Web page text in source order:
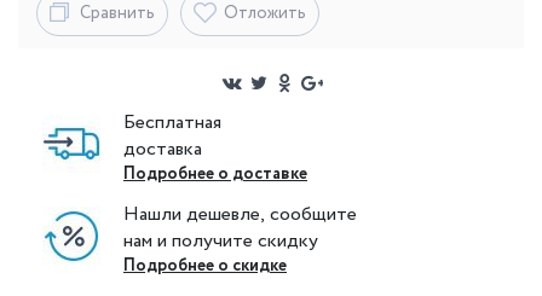
Сравнить Отложить
Бесплатная
доставка
Подробнее о доставке
Нашли дешевле, сообщите
нам и получите скидку
Подробнее о скидке